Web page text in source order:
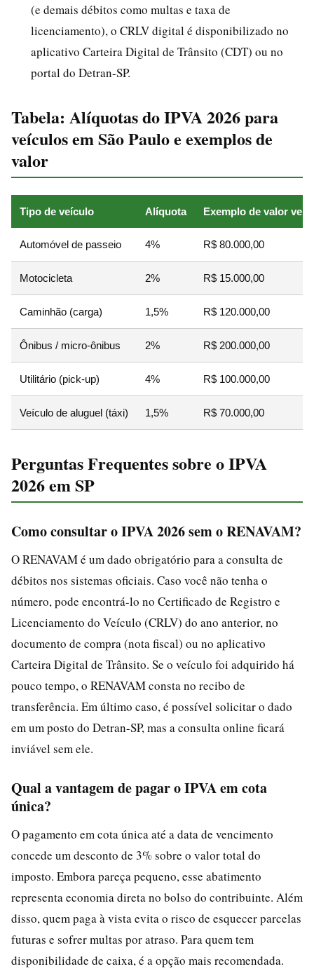
(e demais débitos como multas e taxa de
licenciamento), o CRLV digital é disponibilizado no
aplicativo Carteira Digital de Trânsito (CDT) ou no
portal do Detran-SP.
Tabela: Alíquotas do IPVA 2026 para
veículos em São Paulo e exemplos de
valor
Tipo de veículo Alíquota Exemplo de valor
Automóvel de passeio 4% R$ 80.000,00
Motocicleta 2% R$ 15.000,00
Caminhão (carga) 1,5% R$ 120.000,00
Ônibus / micro-ônibus 2% R$ 200.000,00
Utilitário (pick-up) 4% R$ 100.000,00
Veículo de aluguel (táxi) 1,5% R$ 70.000,00
Perguntas Frequentes sobre o IPVA
2026 em SP
Como consultar o IPVA 2026 sem o RENAVAM?
O RENAVAM é um dado obrigatório para a consulta de
débitos nos sistemas oficiais. Caso você não tenha o
número, pode encontrá-lo no Certificado de Registro e
Licenciamento do Veículo (CRLV) do ano anterior, no
documento de compra (nota fiscal) ou no aplicativo
Carteira Digital de Trânsito. Se o veículo foi adquirido há
pouco tempo, o RENAVAM consta no recibo de
transferência. Em último caso, é possível solicitar o dado
em um posto do Detran-SP, mas a consulta online ficará
inviável sem ele.
Qual a vantagem de pagar o IPVA em cota
única?
O pagamento em cota única até a data de vencimento
concede um desconto de 3% sobre o valor total do
imposto. Embora pareça pequeno, esse abatimento
representa economia direta no bolso do contribuinte. Além
disso, quem paga à vista evita o risco de esquecer parcelas
futuras e sofrer multas por atraso. Para quem tem
disponibilidade de caixa, é a opção mais recomendada.